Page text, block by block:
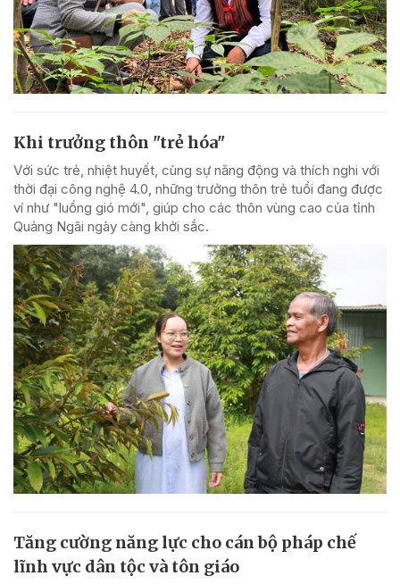
Khi trưởng thôn "trẻ hóa"
Với sức trẻ, nhiệt huyết, cùng sự năng động và thích nghi với
thời đại công nghệ 4.0, những trưởng thôn trẻ tuổi đang được
ví như "luồng gió mới", giúp cho các thôn vùng cao của tỉnh
Quảng Ngãi ngày càng khởi sắc.
Tăng cường năng lực cho cán bộ pháp chế
lĩnh vực dân tộc và tôn giáo